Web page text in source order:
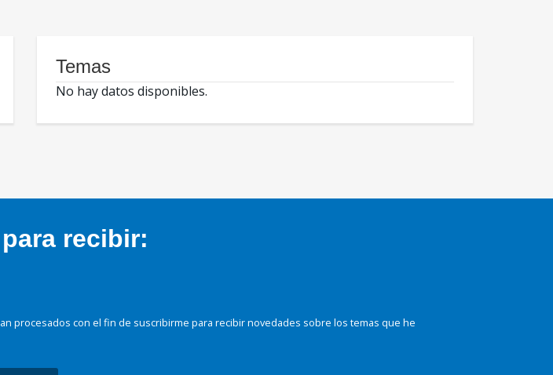
Temas
No hay datos disponibles.
recibir:
procesados con el fin de suscribirme para recibir novedades sobre los temas que he